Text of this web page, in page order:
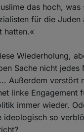
das hoch, was
für die Juden
hatten.«
Wiederholung,
Sache nicht jedes
Außerdem verstört
linke Engagement
immer wieder.
ideologisch so